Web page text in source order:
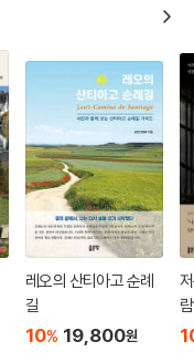
레오의 산티아고 순례
길
10% 19,800원